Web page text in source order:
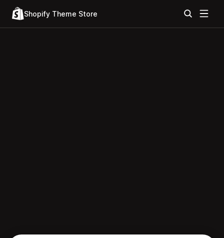
Shopify Theme Store